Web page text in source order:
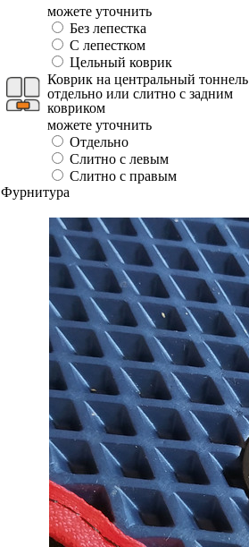
можете уточнить
Без лепестка
С лепестком
Цельный коврик
Коврик на центральный тоннель
отдельно или слитно с задним
ковриком
можете уточнить
Отдельно
Слитно с левым
Слитно с правым
Фурнитура